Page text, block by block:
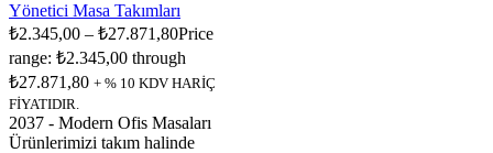
Yönetici Masa Takımları
₺2.345,00 – ₺27.871,80Price
range: ₺2.345,00 through
₺27.871,80 + % 10 KDV HARİÇ
FİYATIDIR.
2037 - Modern Ofis Masaları
Ürünlerimizi takım halinde